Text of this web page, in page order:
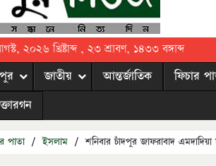
২০২৬ খ্রিষ্টাব্দ , ২৩ শ্রাবণ, ১৪৩৩ বঙ্গাব্দ
জাতীয় আন্তর্জাতিক ফিচার
পাতা / ইসলাম / শনিবার চাঁদপুর জাফরাবাদ